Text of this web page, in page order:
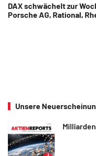
DAX schwächelt zur
Porsche AG, Rational,
Unsere